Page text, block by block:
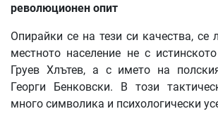
революционен опит
Опирайки се на тези си качества, се
местното население не с
Груев Хлътев, а с името на
Георги Бенковски. В този
много символика и психологически